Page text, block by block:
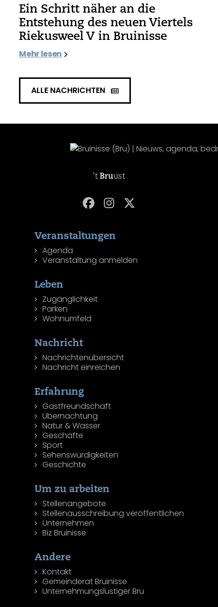
Ein Schritt näher an die
Entstehung des neuen Viertels
Riekusweel V in Bruinisse
Mehr lesen
ALLE NACHRICHTEN
't Bruust
Veranstaltungen
Agenda
Veranstaltung anmelden
Leben
Zugänglichkeit
Parken
Wohnumfeld
Nachricht
Nachrichtenübersicht
Nachricht einreichen
Erfahrung
Gastfreundschaft
Übernachtung
Natur & Wasser
Geschäfte
Sport
Sehenswürdigkeiten
Geschichte
Um zu arbeiten
Stellenangebote
Stellenausschreibung veröffentlichen
Unternehmen
Biz Bruinisse
Andere
Kontakt
Gemeinderat Bruinisse
Unternehmungslustiger Bru